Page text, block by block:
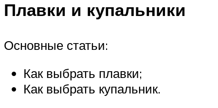
Плавки и купальники
Основные статьи:
Как выбрать плавки;
Как выбрать купальник.